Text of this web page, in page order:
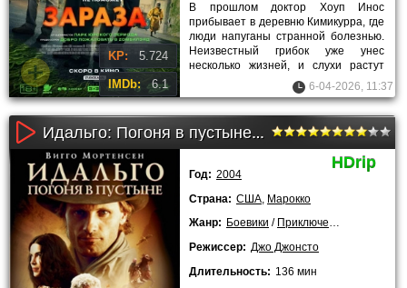
KP: 5.724
IMDb: 6.1
В прошлом доктор Хоуп Инос
прибывает в деревню Кимикурра, где
люди напуганы странной болезнью.
Неизвестный грибок уже унес
несколько жизней, и слухи растут
быстрее фактов. Инос видит, что
6-04-2026, 11:37
Идальго: Погоня в пустыне (2004)
HDrip
Год: 2004
Страна: США Марокко
Жанр: Боевики / Приключения
Режиссер: Джо Джонсто
Длительность: 136 мин